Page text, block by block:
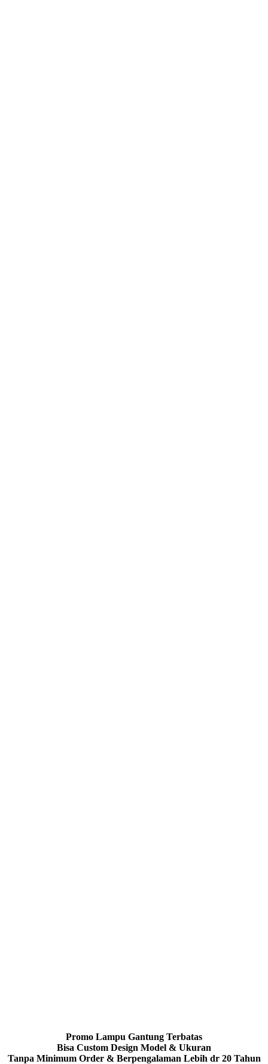
Promo Lampu Gantung Terbatas
Bisa Custom Design Model & Ukuran
Tanpa Minimum Order & Berpengalaman Lebih dr 20 Tahun